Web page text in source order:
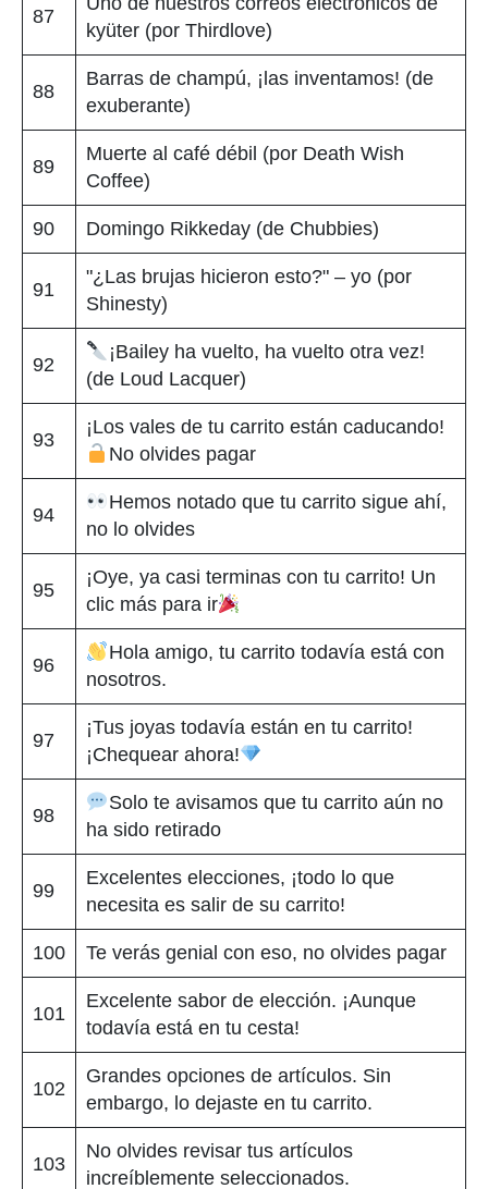
87
kyüter (por Thirdlove)
88
Barras de champú, ¡las inventamos! (de
exuberante)
89
Muerte al café débil (por Death Wish
Coffee)
90 Domingo Rikkeday (de Chubbies)
91
"¿Las brujas hicieron esto?" – yo (por
Shinesty)
92
¡Bailey ha vuelto, ha vuelto otra vez!
(de Loud Lacquer)
93
¡Los vales de tu carrito están caducando!
No olvides pagar
94
Hemos notado que tu carrito sigue ahí,
no lo olvides
95
¡Oye, ya casi terminas con tu carrito! Un
clic más para ir
96
Hola amigo, tu carrito todavía está con
nosotros.
97
¡Tus joyas todavía están en tu carrito!
¡Chequear ahora!
98
Solo te avisamos que tu carrito aún no
ha sido retirado
99
Excelentes elecciones, ¡todo lo que
necesita es salir de su carrito!
100 Te verás genial con eso, no olvides pagar
101
Excelente sabor de elección. ¡Aunque
todavía está en tu cesta!
102
Grandes opciones de artículos. Sin
embargo, lo dejaste en tu carrito.
103
No olvides revisar tus artículos
increíblemente seleccionados.